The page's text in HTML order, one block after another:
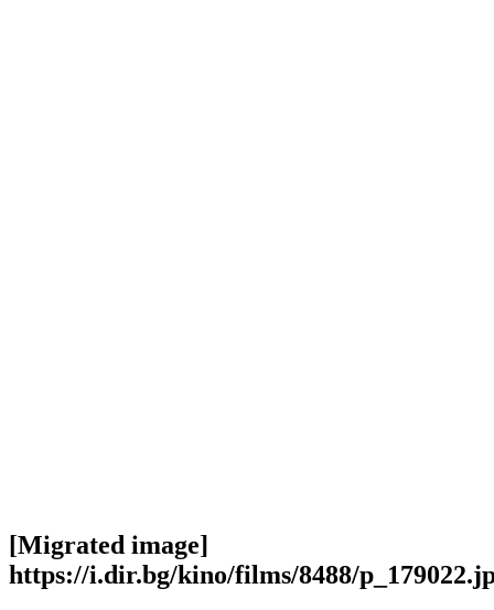
[Migrated image]
https://i.dir.bg/kino/films/8488/